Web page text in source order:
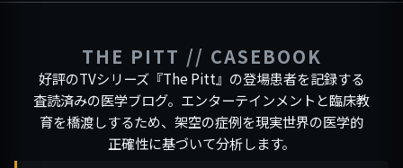
THE PITT // CASEBOOK
好評のTVシリーズ『The Pitt』の登場患者を記録する
査読済みの医学ブログ。エンターテインメントと臨床教
育を橋渡しするため、架空の症例を現実世界の医学的
正確性に基づいて分析します。